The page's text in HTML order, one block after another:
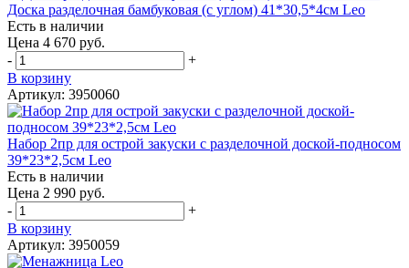
Доска разделочная бамбуковая (с углом) 41*30,5*4см Leo
Есть в наличии
Цена 4 670 руб.
-
+
В корзину
Артикул: 3950060
Набор 2пр для острой закуски с разделочной доской-подносом
39*23*2,5см Leo
Есть в наличии
Цена 2 990 руб.
-
+
В корзину
Артикул: 3950059